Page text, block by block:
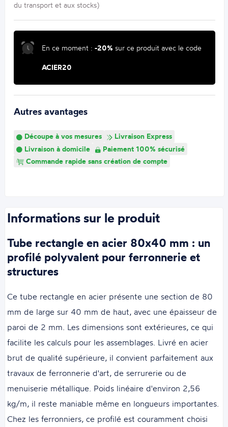
du transport et aux stocks)
En ce moment :-20% sur ce produit avec le code
ACIER20
Autres avantages
Découpe à vos mesures
Livraison Express
Livraison à domicile
Paiement 100% sécurisé
Commande rapide sans création de compte
Informations sur le produit
Tube rectangle en acier 80x40 mm : un
profilé polyvalent pour ferronnerie et
structures
Ce tube rectangle en acier présente une section de 80
mm de large sur 40 mm de haut, avec une épaisseur de
paroi de 2 mm. Les dimensions sont extérieures, ce qui
facilite les calculs pour les assemblages. Livré en acier
brut de qualité supérieure, il convient parfaitement aux
travaux de ferronnerie d'art, de serrurerie ou de
menuiserie métallique. Poids linéaire d'environ 2,56
kg/m, il reste maniable même en longueurs importantes.
Chez les ferronniers, ce profilé est couramment choisi